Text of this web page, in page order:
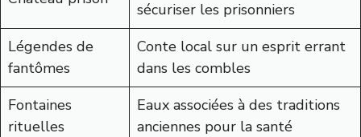
sécuriser les prisonniers
Légendes de
fantômes
Conte local sur un esprit errant
dans les combles
Fontaines
rituelles
Eaux associées à des traditions
anciennes pour la santé